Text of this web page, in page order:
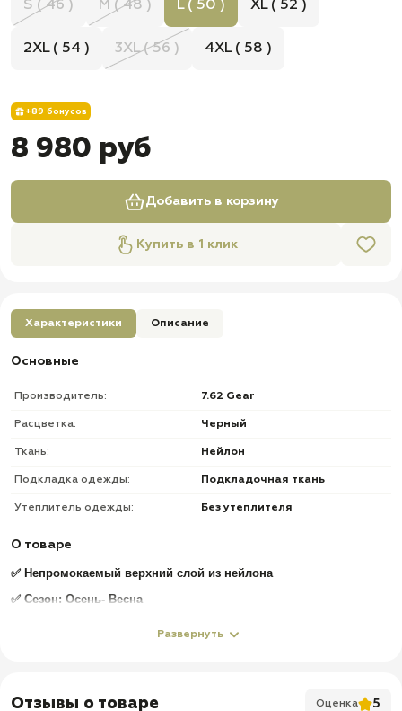
S ( 46 ) M ( 48 ) L ( 50 ) XL ( 52 )
2XL ( 54 ) 3XL ( 56 ) 4XL ( 58 )
+89 бонусов
8 980 руб
Добавить в корзину
Купить в 1 клик
Характеристики Описание
Основные
Производитель: 7.62 Gear
Расцветка: Черный
Ткань: Нейлон
Подкладка одежды: Подкладочная ткань
Утеплитель одежды: Без утеплителя
О товаре
✅ Непромокаемый верхний слой из нейлона
✅ Сезон: Осень- Весна
✅ Молния из металла имеет клапан от ветра с внутренней
Развернуть
Отзывы о товаре Оценка 5